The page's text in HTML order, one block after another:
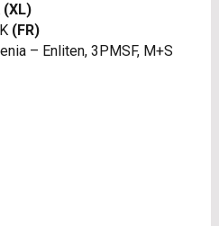
(XL)
(FR)
– Enliten, 3PMSF, M+S